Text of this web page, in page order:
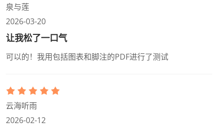
泉与莲
2026-03-20
让我松了一口气
可以的！我用包括图表和脚注的PDF进行了测试
云海听雨
2026-02-12